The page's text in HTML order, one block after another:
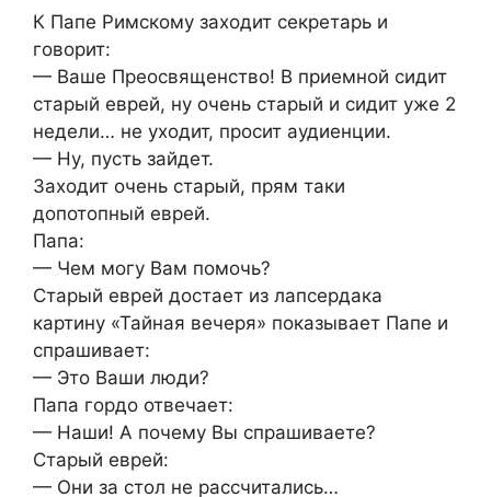
К Папе Римскому заходит секретарь и
говорит:
— Ваше Преосвященство! В приемной сидит
старый еврей, ну очень старый и сидит уже 2
недели… не уходит, просит аудиенции.
— Ну, пусть зайдет.
Заходит очень старый, прям таки
допотопный еврей.
Папа:
— Чем могу Вам помочь?
Старый еврей достает из лапсердака
картину «Тайная вечеря» показывает Папе и
спрашивает:
— Это Ваши люди?
Папа гордо отвечает:
— Наши! А почему Вы спрашиваете?
Старый еврей:
— Они за стол не рассчитались…